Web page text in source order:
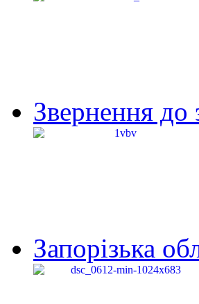
Звернення до
Запорізька